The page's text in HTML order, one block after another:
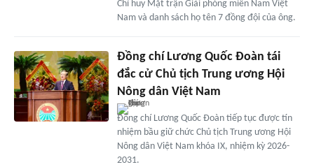
Chỉ huy Mặt trận Giải phóng miền Nam Việt
Nam và danh sách họ tên 7 đồng đội của ông.
Đồng chí Lương Quốc Đoàn tái
đắc cử Chủ tịch Trung ương Hội
Nông dân Việt Nam
Đồng chí Lương Quốc Đoàn tiếp tục được tín
nhiệm bầu giữ chức Chủ tịch Trung ương Hội
Nông dân Việt Nam khóa IX, nhiệm kỳ 2026-
2031.